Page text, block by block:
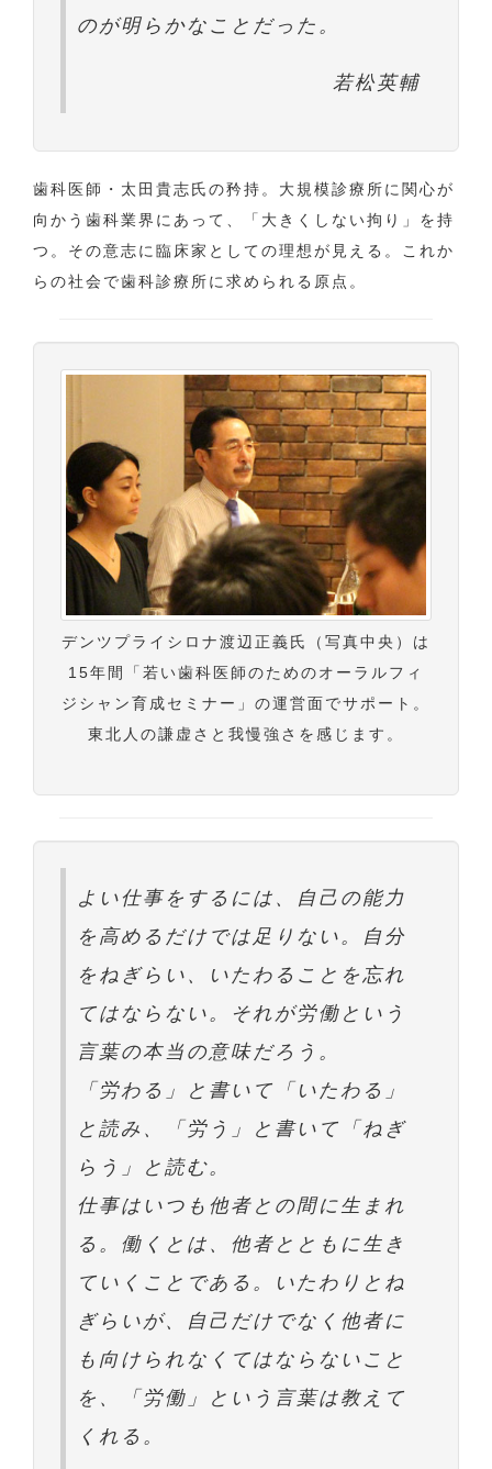
のが明らかなことだった。
若松英輔
歯科医師・太田貴志氏の矜持。大規模診療所に関心が
向かう歯科業界にあって、「大きくしない拘り」を持
つ。その意志に臨床家としての理想が見える。これか
らの社会で歯科診療所に求められる原点。
デンツプライシロナ渡辺正義氏（写真中央）は
15年間「若い歯科医師のためのオーラルフィ
ジシャン育成セミナー」の運営面でサポート。
東北人の謙虚さと我慢強さを感じます。
よい仕事をするには、自己の能力
を高めるだけでは足りない。自分
をねぎらい、いたわることを忘れ
てはならない。それが労働という
言葉の本当の意味だろう。
「労わる」と書いて「いたわる」
と読み、「労う」と書いて「ねぎ
らう」と読む。
仕事はいつも他者との間に生まれ
る。働くとは、他者とともに生き
ていくことである。いたわりとね
ぎらいが、自己だけでなく他者に
も向けられなくてはならないこと
を、「労働」という言葉は教えて
くれる。